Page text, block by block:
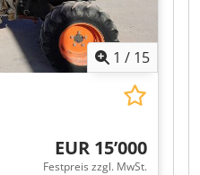
1 / 15
EUR 15’000
Festpreis zzgl. MwSt.